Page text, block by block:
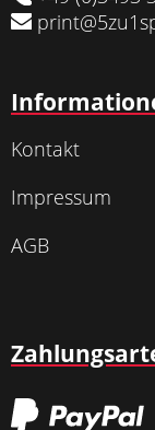
Kontakt
Impressum
AGB